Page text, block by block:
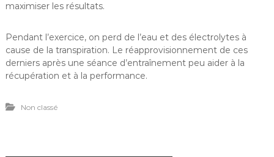
maximiser les résultats.
Pendant l’exercice, on perd de l’eau et des électrolytes à
cause de la transpiration. Le réapprovisionnement de ces
derniers après une séance d’entraînement peu aider à la
récupération et à la performance.
Non classé